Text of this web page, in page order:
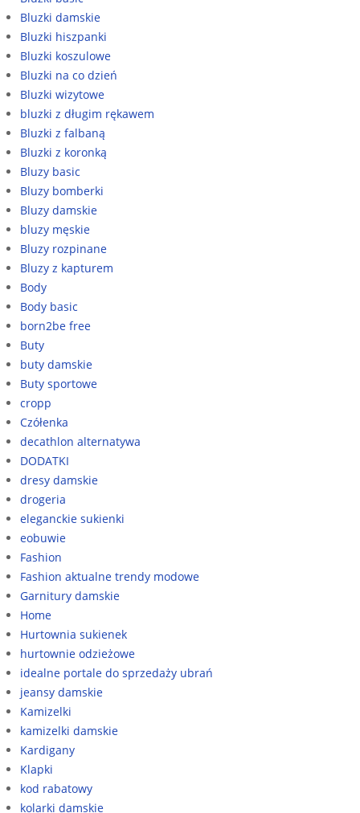
Bluzki damskie
Bluzki hiszpanki
Bluzki koszulowe
Bluzki na co dzień
Bluzki wizytowe
bluzki z długim rękawem
Bluzki z falbaną
Bluzki z koronką
Bluzy basic
Bluzy bomberki
Bluzy damskie
bluzy męskie
Bluzy rozpinane
Bluzy z kapturem
Body
Body basic
born2be free
Buty
buty damskie
Buty sportowe
cropp
Czółenka
decathlon alternatywa
DODATKI
dresy damskie
drogeria
eleganckie sukienki
eobuwie
Fashion
Fashion aktualne trendy modowe
Garnitury damskie
Home
Hurtownia sukienek
hurtownie odzieżowe
idealne portale do sprzedaży ubrań
jeansy damskie
Kamizelki
kamizelki damskie
Kardigany
Klapki
kod rabatowy
kolarki damskie